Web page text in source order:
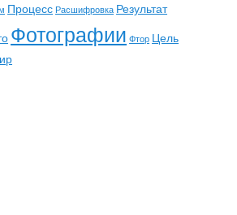
Процесс Расшифровка Результат
Фотографии Фтор Цель